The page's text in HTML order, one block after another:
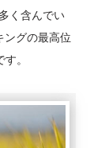
く含んでい
ングの最高位
。